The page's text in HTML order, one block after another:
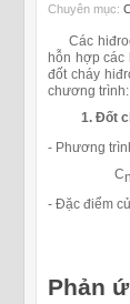
Chuyên mục:
Các
hỗn hợp các
đốt cháy
chương trình:
1. Đốt
- Phương
Cn
- Đặc điểm
Phản